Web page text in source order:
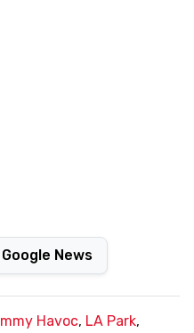
News
Havoc, LA Park,